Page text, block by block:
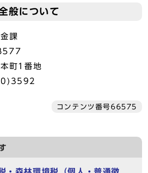
般について
課
町1番地
コンテンツ番号66575